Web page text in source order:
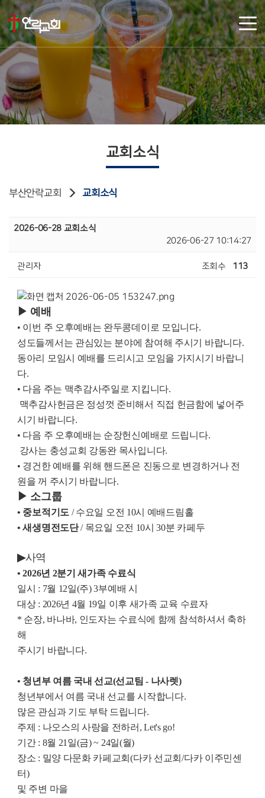
교회소식
부산안락교회 교회소식
2026-06-28 교회소식
2026-06-27 10:14:27
관리자 조회수 113
▶ 예배
• 이번 주 오후예배는 완두콩데이로 모입니다.
성도들께서는 관심있는 분야에 참여해 주시기 바랍니다.
동아리 모임시 예배를 드리시고 모임을 가지시기 바랍니
다.
• 다음 주는 맥추감사주일로 지킵니다.
맥추감사헌금은 정성껏 준비해서 직접 헌금함에 넣어주
시기 바랍니다.
• 다음 주 오후예배는 순장헌신예배로 드립니다.
강사는 충성교회 강동완 목사입니다.
• 경건한 예배를 위해 핸드폰은 진동으로 변경하거나 전
원을 꺼 주시기 바랍니다.
▶ 소그룹
• 중보적기도 / 수요일 오전 10시 예배드림홀
• 새생명전도단/ 목요일 오전 10시 30분 카페두
▶사역
• 2026년 2분기 새가족 수료식
일시 : 7월 12일(주) 3부예배 시
대상 : 2026년 4월 19일 이후 새가족 교육 수료자
* 순장, 바나바, 인도자는 수료식에 함께 참석하셔서 축하
해
주시기 바랍니다.
• 청년부 여름 국내 선교(선교팀 - 나사렛)
청년부에서 여름 국내 선교를 시작합니다.
많은 관심과 기도 부탁 드립니다.
주제 : 나오스의 사랑을 전하러, Let's go!
기간 : 8월 21일(금) ~ 24일(월)
장소 : 밀양 다문화 카페교회(다카 선교회/다카 이주민센
터)
및 주변 마을